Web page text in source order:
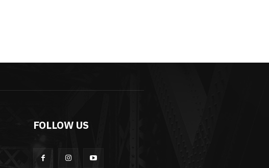
FOLLOW US